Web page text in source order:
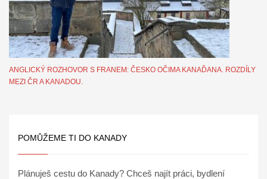
ANGLICKÝ ROZHOVOR S FRANEM: ČESKO OČIMA KANAĎANA. ROZDÍLY
MEZI ČR A KANADOU.
POMŮŽEME TI DO KANADY
Plánuješ cestu do Kanady? Chceš najít práci, bydlení